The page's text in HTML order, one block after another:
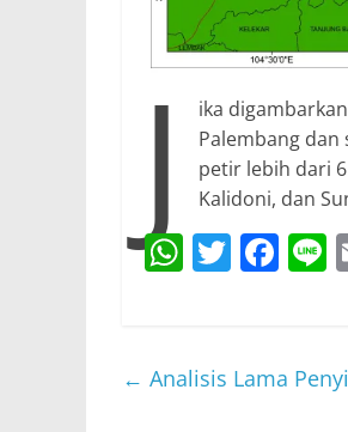
J
ika
Palembang
petir lebih dari
Kalidoni, dan
W
s
T
er
F
e
← Analisis Lama